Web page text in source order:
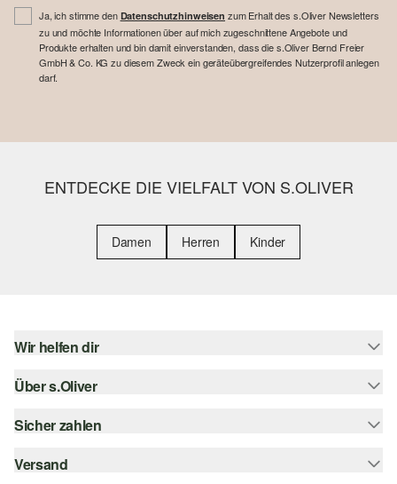
Ja, ich stimme den Datenschutzhinweisen zum Erhalt des s.Oliver Newsletters
zu und möchte Informationen über auf mich zugeschnittene Angebote und
Produkte erhalten und bin damit einverstanden, dass die s.Oliver Bernd Freier
GmbH & Co. KG zu diesem Zweck ein geräteübergreifendes Nutzerprofil anlegen
darf.
ENTDECKE DIE VIELFALT VON S.OLIVER
Damen Herren Kinder
Wir helfen dir
Hilfe & FAQ
Über s.Oliver
Newsletter
Sicher zahlen
Rechnung
Versand